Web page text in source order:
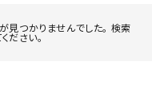
見つかりませんでした。 検索
ださい。